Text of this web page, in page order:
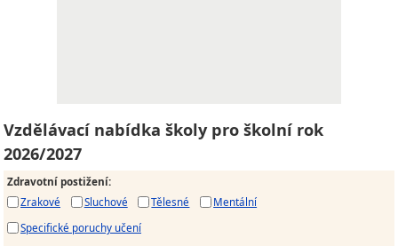
Vzdělávací nabídka školy pro školní rok
2026/2027
Zdravotní postižení:
Zrakové
Sluchové Tělesné
Mentální
Specifické poruchy učení